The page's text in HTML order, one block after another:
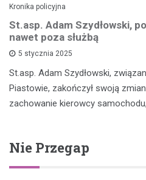
Kronika policyjna
St.asp. Adam Szydłowski,
nawet poza służbą
5 stycznia 2025
St.asp. Adam Szydłowski,
Piastowie, zakończył swoją
zachowanie kierowcy
Nie Przegap